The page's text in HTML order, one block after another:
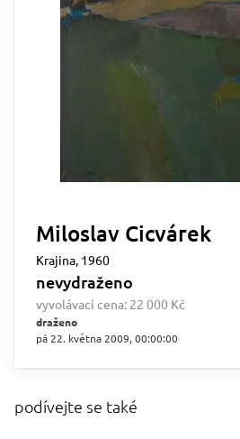
Miloslav Cicvárek
Krajina, 1960
nevydraženo
vyvolávací cena: 22 000 Kč
draženo
pá 22. května 2009, 00:00:00
podívejte se také